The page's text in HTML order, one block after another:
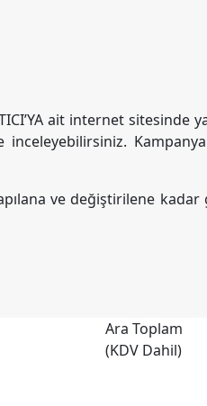
ait internet sitesinde
inceleyebilirsiniz.
ve değiştirilene kadar
Ara Toplam
(KDV Dahil)